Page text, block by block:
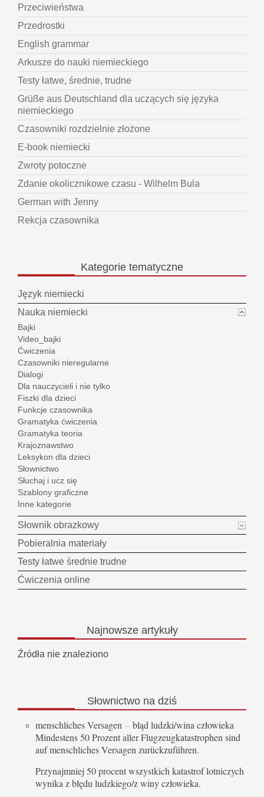
Przeciwieństwa
Przedrostki
English grammar
Arkusze do nauki niemieckiego
Testy łatwe, średnie, trudne
Grüße aus Deutschland dla uczących się języka
niemieckiego
Czasowniki rozdzielnie złożone
E-book niemiecki
Zwroty potoczne
Zdanie okolicznikowe czasu - Wilhelm Bula
German with Jenny
Rekcja czasownika
Kategorie tematyczne
Język niemiecki
Nauka niemiecki
Bajki
Video_bajki
Ćwiczenia
Czasowniki nieregularne
Dialogi
Dla nauczycieli i nie tylko
Fiszki dla dzieci
Funkcje czasownika
Gramatyka ćwiczenia
Gramatyka teoria
Krajoznawstwo
Leksykon dla dzieci
Słownictwo
Słuchaj i ucz się
Szablony graficzne
Inne kategorie
Słownik obrazkowy
Pobieralnia materiały
Testy łatwe średnie trudne
Ćwiczenia online
Najnowszeartykuły
Źródła nie znaleziono
Słownictwo na dziś
menschliches Versagen – błąd ludzki/wina człowieka
Mindestens 50 Prozent aller Flugzeugkatastrophen sind
auf menschliches Versagen zurückzuführen.
Przynajmniej 50 procent wszystkich katastrof lotniczych
wynika z błędu ludzkiego/z winy człowieka.